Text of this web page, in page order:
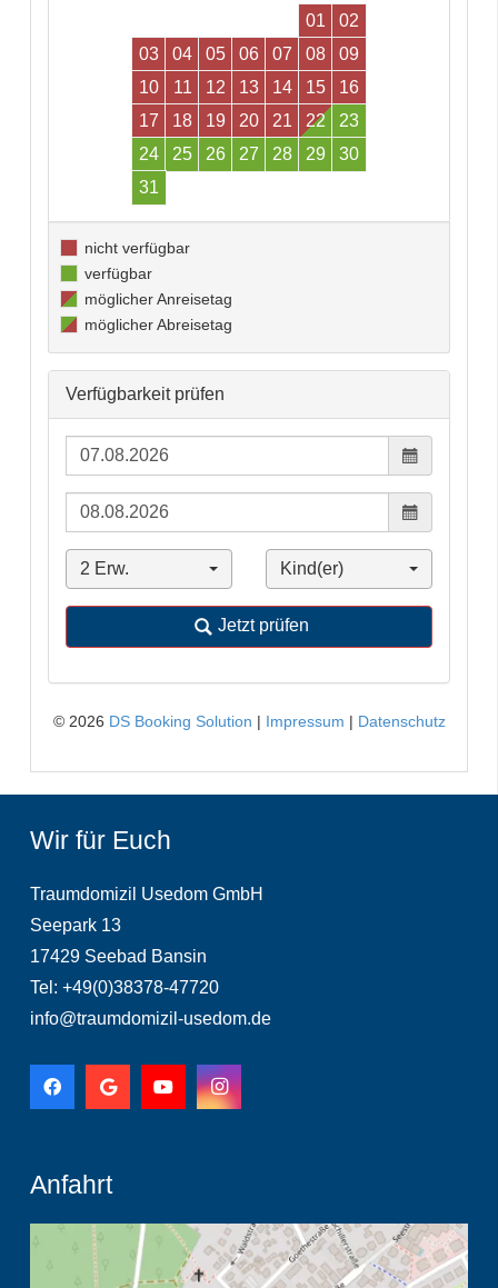
Wir für Euch
Traumdomizil Usedom GmbH
Seepark 13
17429 Seebad Bansin
Tel: +49(0)38378-47720
info@traumdomizil-usedom.de
Anfahrt